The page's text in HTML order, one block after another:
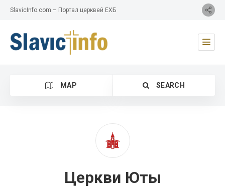
SlavicInfo.com – Портал церквей ЕХБ
MAP SEARCH
Церкви Юты